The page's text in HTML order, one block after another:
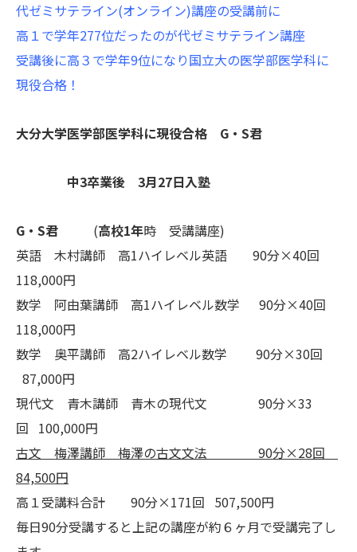
代ゼミサテライン(オンライン)講座の受講前に
高１で学年277位だったのが代ゼミサテライン講座
受講後に高３で学年9位になり国立大の医学部医学科に
現役合格！
大分大学医学部医学科に現役合格 G・S君
中3卒業後 3月27日入塾
G・S君 (高校1年時 受講講座)
英語 木村講師 高1ハイレベル英語 90分×40回
118,000円
数学 阿由葉講師 高1ハイレベル数学 90分×40回
118,000円
数学 奥平講師 高2ハイレベル数学 90分×30回
87,000円
現代文 青木講師 青木の現代文 90分×33
回 100,000円
古文 梅澤講師 梅澤の古文文法 90分×28回
84,500円
高１受講料合計 90分×171回 507,500円
毎日90分受講すると上記の講座が約６ヶ月で受講完了し